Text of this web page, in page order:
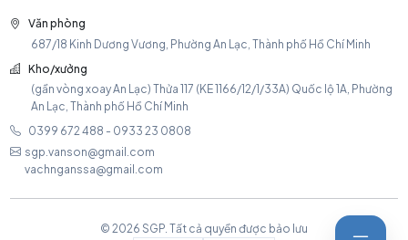
Văn phòng
687/18 Kinh Dương Vương, Phường An Lạc, Thành phố Hồ Chí Minh
Kho/xưởng
(gần vòng xoay An Lạc) Thửa 117 (KE 1166/12/1/33A) Quốc lộ 1A, Phường
An Lạc, Thành phố Hồ Chí Minh
0399 672 488 - 0933 23 0808
sgp.vanson@gmail.com
vachnganssa@gmail.com
© 2026 SGP. Tất cả quyền được bảo lưu